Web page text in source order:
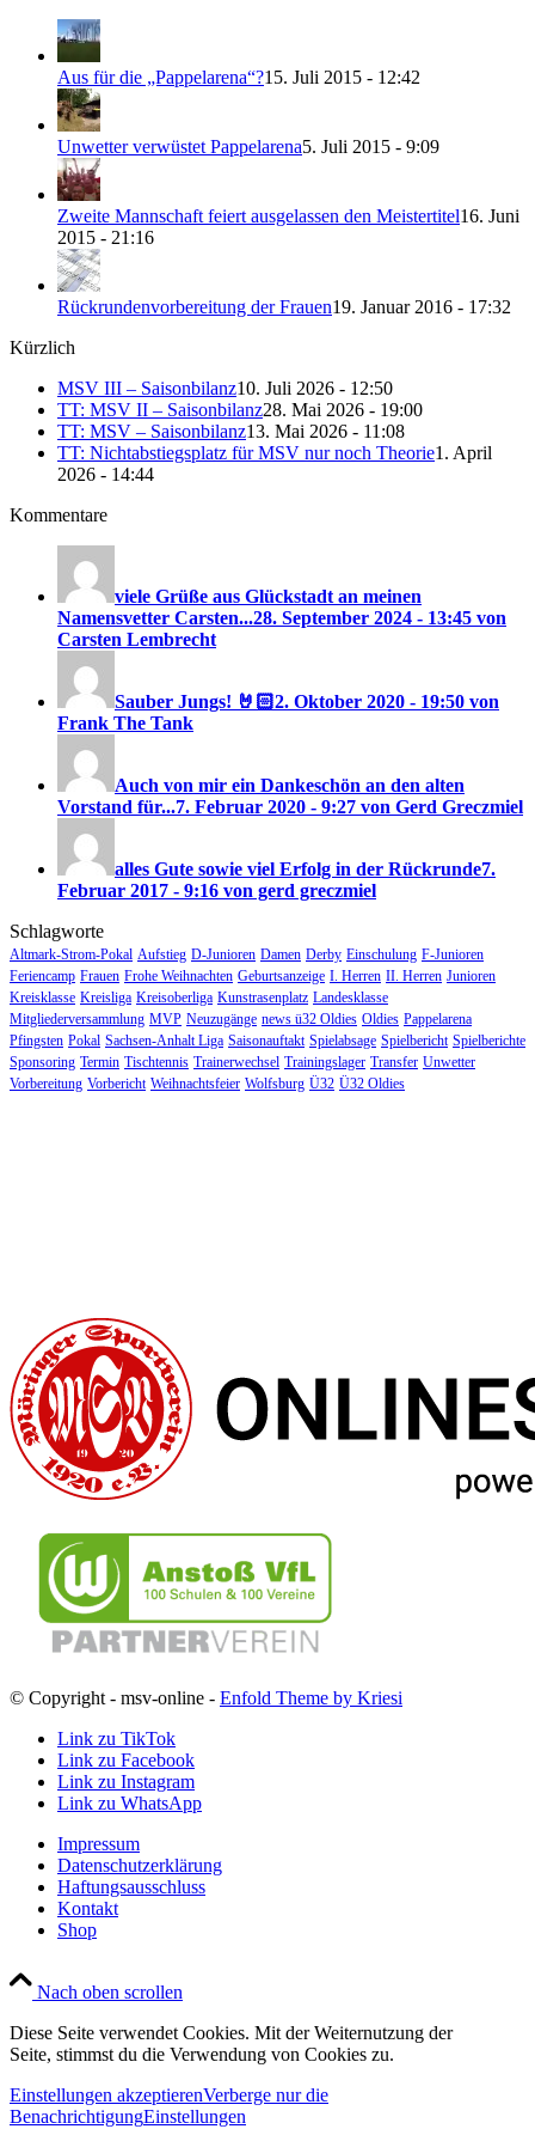
Aus für die „Pappelarena“?15. Juli 2015 - 12:42
Unwetter verwüstet Pappelarena5. Juli 2015 - 9:09
Zweite Mannschaft feiert ausgelassen den Meistertitel16. Juni
2015 - 21:16
Rückrundenvorbereitung der Frauen19. Januar 2016 - 17:32
Kürzlich
MSV III – Saisonbilanz10. Juli 2026 - 12:50
TT: MSV II – Saisonbilanz28. Mai 2026 - 19:00
TT: MSV – Saisonbilanz13. Mai 2026 - 11:08
TT: Nichtabstiegsplatz für MSV nur noch Theorie1. April
2026 - 14:44
Kommentare
viele Grüße aus Glückstadt an meinen
Namensvetter Carsten...28. September 2024 - 13:45 von
Carsten Lembrecht
Sauber Jungs! 🤘🏻2. Oktober 2020 - 19:50 von
Frank The Tank
Auch von mir ein Dankeschön an den alten
Vorstand für...7. Februar 2020 - 9:27 von Gerd Greczmiel
alles Gute sowie viel Erfolg in der Rückrunde7.
Februar 2017 - 9:16 von gerd greczmiel
Schlagworte
Altmark-Strom-Pokal Aufstieg D-Junioren Damen Derby Einschulung F-Junioren
Feriencamp Frauen Frohe Weihnachten Geburtsanzeige I. Herren II. Herren Junioren
Kreisklasse Kreisliga Kreisoberliga Kunstrasenplatz Landesklasse
Mitgliederversammlung MVP Neuzugänge news ü32 Oldies Oldies Pappelarena
Pfingsten Pokal Sachsen-Anhalt Liga Saisonauftakt Spielabsage Spielbericht Spielberichte
Sponsoring Termin Tischtennis Trainerwechsel Trainingslager Transfer Unwetter
Vorbereitung Vorbericht Weihnachtsfeier Wolfsburg Ü32 Ü32 Oldies
© Copyright - msv-online - Enfold Theme by Kriesi
Link zu TikTok
Link zu Facebook
Link zu Instagram
Link zu WhatsApp
Impressum
Datenschutzerklärung
Haftungsausschluss
Kontakt
Shop
Nach oben scrollen
Diese Seite verwendet Cookies. Mit der Weiternutzung der
Seite, stimmst du die Verwendung von Cookies zu.
Einstellungen akzeptierenVerberge nur die
BenachrichtigungEinstellungen